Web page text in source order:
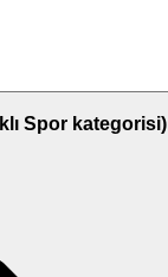
Spor kategorisi)